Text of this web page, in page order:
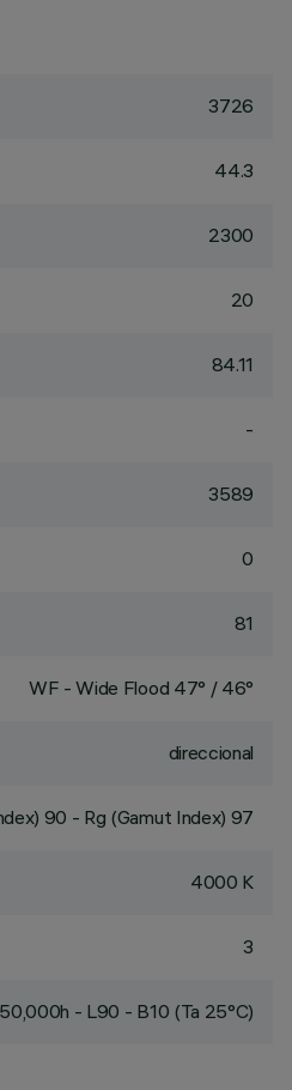
3726
44.3
2300
20
84.11
-
3589
0
81
WF - Wide Flood 47° / 46°
direccional
90 - Rg (Gamut Index) 97
4000 K
3
- L90 - B10 (Ta 25°C)